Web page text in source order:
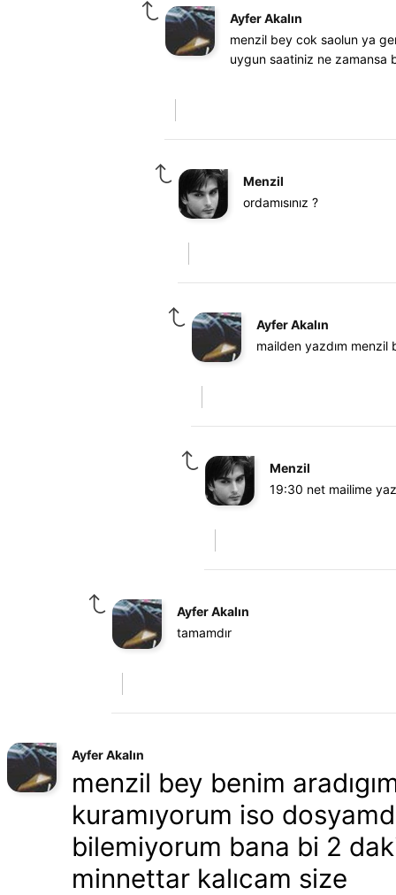
Ayfer Akalın
menzil bey cok saolun ya
uygun saatiniz ne zamansa
Menzil
ordamısınız ?
Ayfer Akalın
mailden yazdım menzil
Menzil
19:30 net mailime
Ayfer Akalın
tamamdır
Ayfer Akalın
menzil bey benim
kuramıyorum iso
bilemiyorum bana bi 2
minnettar kalıcam size